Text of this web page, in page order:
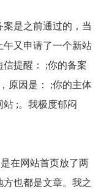
是之前通过的，当
午又申请了一个新站
提醒：
;你的备案
原因是： ;你的主体
站;。我极度郁闷
在网站首页放了两
也都是文章。我之